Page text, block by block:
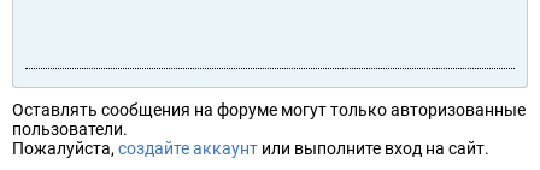
Оставлять сообщения на форуме могут только авторизованные
пользователи.
Пожалуйста, создайте аккаунт или выполните вход на сайт.